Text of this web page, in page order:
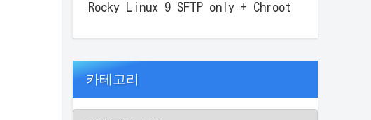
Rocky Linux 9 SFTP only + Chroot
카테고리